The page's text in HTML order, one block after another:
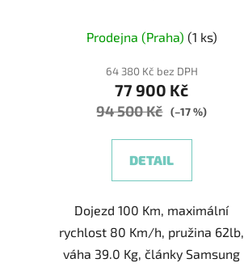
Prodejna (Praha) (1 ks)
64 380 Kč bez DPH
77 900 Kč
94 500 Kč (–17 %)
DETAIL
Dojezd 100 Km, maximální
rychlost 80 Km/h, pružina 62lb,
váha 39.0 Kg, články Samsung